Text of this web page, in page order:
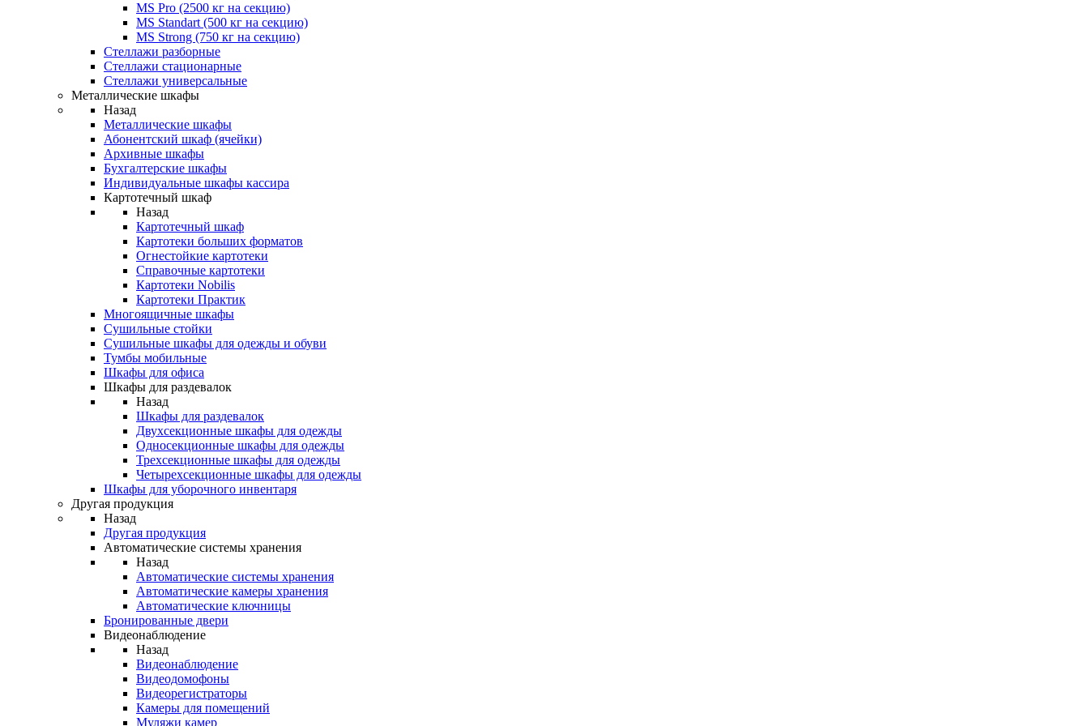
MS Pro (2500 кг на секцию)
MS Standart (500 кг на секцию)
MS Strong (750 кг на секцию)
Стеллажи разборные
Стеллажи стационарные
Стеллажи универсальные
Металлические шкафы
Назад
Металлические шкафы
Абонентский шкаф (ячейки)
Архивные шкафы
Бухгалтерские шкафы
Индивидуальные шкафы кассира
Картотечный шкаф
Назад
Картотечный шкаф
Картотеки больших форматов
Огнестойкие картотеки
Справочные картотеки
Картотеки Nobilis
Картотеки Практик
Многоящичные шкафы
Сушильные стойки
Сушильные шкафы для одежды и обуви
Тумбы мобильные
Шкафы для офиса
Шкафы для раздевалок
Назад
Шкафы для раздевалок
Двухсекционные шкафы для одежды
Односекционные шкафы для одежды
Трехсекционные шкафы для одежды
Четырехсекционные шкафы для одежды
Шкафы для уборочного инвентаря
Другая продукция
Назад
Другая продукция
Автоматические системы хранения
Назад
Автоматические системы хранения
Автоматические камеры хранения
Автоматические ключницы
Бронированные двери
Видеонаблюдение
Назад
Видеонаблюдение
Видеодомофоны
Видеорегистраторы
Камеры для помещений
Муляжи камер